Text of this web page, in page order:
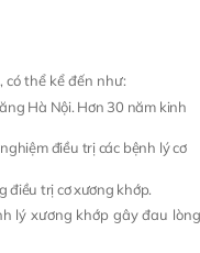
thể kể đến như:
Hà Nội. Hơn 30 năm kinh
điều trị các bệnh lý cơ
điều trị cơ xương khớp.
lý xương khớp gây đau